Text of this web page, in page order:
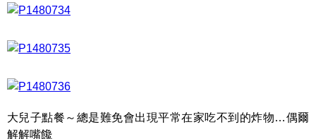
大兒子點餐～總是難免會出現平常在家吃不到的炸物…偶爾
解解嘴饞